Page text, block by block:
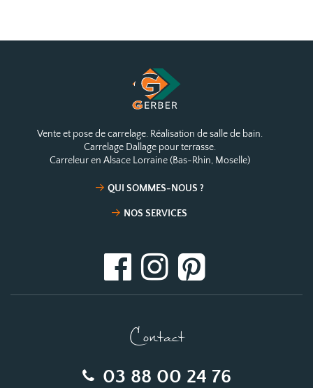
Vente et pose de carrelage. Réalisation de salle de bain.
Carrelage Dallage pour terrasse.
Carreleur en Alsace Lorraine (Bas-Rhin, Moselle)
QUI SOMMES-NOUS ?
NOS SERVICES
Contact
03 88 00 24 76